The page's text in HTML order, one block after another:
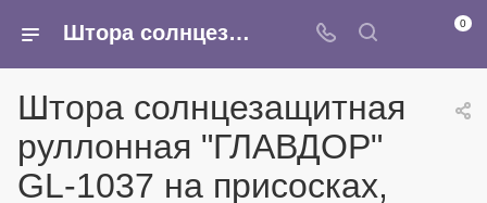
Штора солнцезащитная руллонная "ГЛАВДОР" GL-1037 на присосках, 5% (68х130 см)/50 - купить в интернет-магазине Армина 0
Штора солнцезащитная
руллонная "ГЛАВДОР"
GL-1037 на присосках,